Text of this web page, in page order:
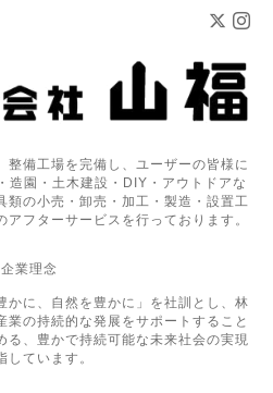
整備工場を完備し、ユーザーの皆様に
造園・土木建設・DIY・アウトドアな
類の小売・卸売・加工・製造・設置工
フターサービスを行っております。
企業理念
かに、自然を豊かに」を社訓とし、林
の持続的な発展をサポートすること
る、豊かで持続可能な未来社会の実現
しています。